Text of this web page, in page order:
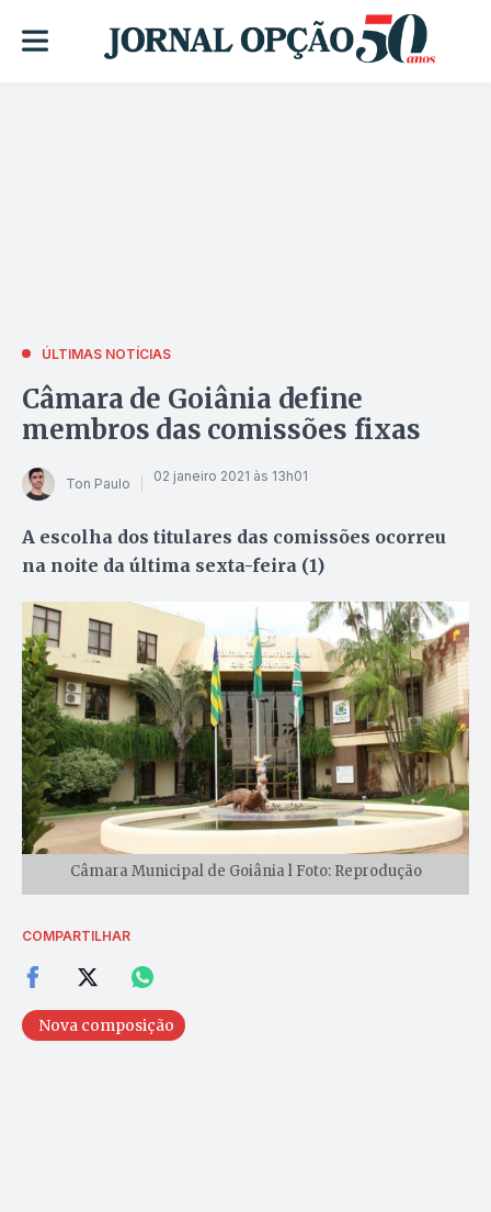
ÚLTIMAS NOTÍCIAS
Câmara de Goiânia define
membros das comissões fixas
Ton Paulo 02 janeiro 2021 às 13h01
A escolha dos titulares das comissões ocorreu
na noite da última sexta-feira (1)
Câmara Municipal de Goiânia l Foto: Reprodução
COMPARTILHAR
Nova composição